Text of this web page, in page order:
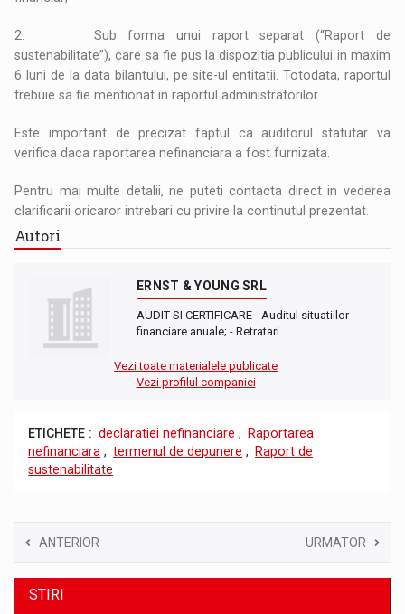
2. Sub forma unui raport separat (“Raport de
sustenabilitate”), care sa fie pus la dispozitia publicului in maxim
6 luni de la data bilantului, pe site-ul entitatii. Totodata, raportul
trebuie sa fie mentionat in raportul administratorilor.
Este important de precizat faptul ca auditorul statutar va
verifica daca raportarea nefinanciara a fost furnizata.
Pentru mai multe detalii, ne puteti contacta direct in vederea
clarificarii oricaror intrebari cu privire la continutul prezentat.
Autori
ERNST & YOUNG SRL
AUDIT SI CERTIFICARE - Auditul situatiilor
financiare anuale; - Retratari…
Vezi toate materialele publicate
Vezi profilul companiei
ETICHETE : declaratiei nefinanciare ,
Raportarea
nefinanciara , termenul de depunere ,
Raport de
sustenabilitate
ANTERIOR URMATOR
STIRI